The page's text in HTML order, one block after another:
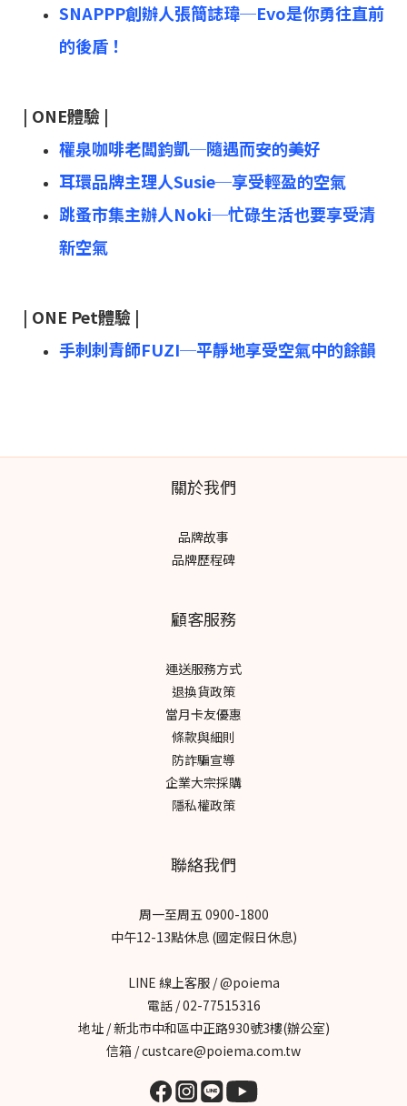
SNAPPP創辦人張簡誌瑋─Evo是你勇往直前
的後盾！
| ONE體驗 |
權泉咖啡老闆鈞凱─隨遇而安的美好
耳環品牌主理人Susie─享受輕盈的空氣
跳蚤市集主辦⼈Noki─忙碌生活也要享受清
新空氣
| ONE Pet體驗 |
手刺刺青師FUZI─平靜地享受空氣中的餘韻
關於我們
品牌故事
品牌歷程碑
顧客服務
運送服務方式
退換貨政策
當月卡友優惠
條款與細則
防詐騙宣導
企業大宗採購
隱私權政策
聯絡我們
周一至周五 0900-1800
中午12-13點休息 (國定假日休息)
LINE 線上客服 / @poiema
電話 / 02-77515316
地址 / 新北市中和區中正路930號3樓(辦公室)
信箱 / custcare@poiema.com.tw